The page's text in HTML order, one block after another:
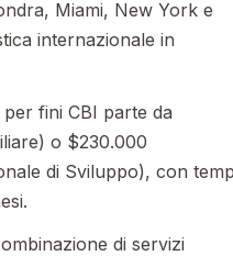
Miami, New York e
internazionale in
fini CBI parte da
o $230.000
di Sviluppo), con
di servizi